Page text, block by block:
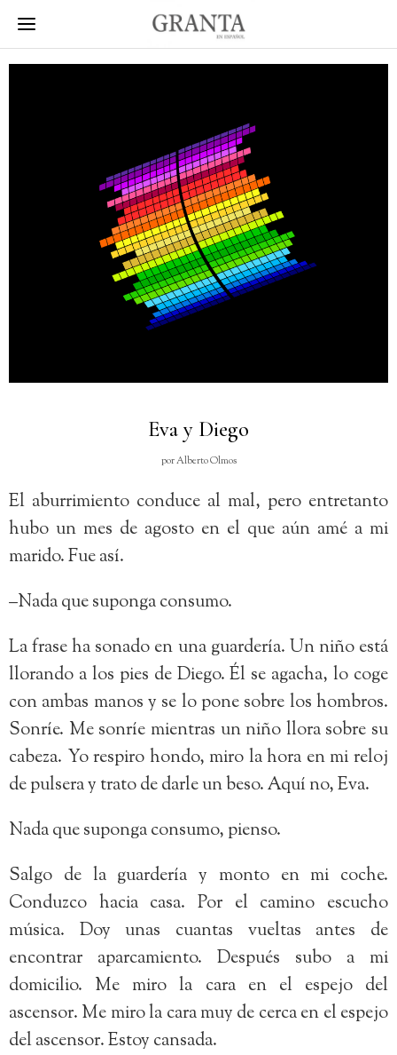
Eva y Diego
porAlberto Olmos
El aburrimiento conduce al mal, pero entretanto
hubo un mes de agosto en el que aún amé a mi
marido. Fue así.
–Nada que suponga consumo.
La frase ha sonado en una guardería. Un niño está
llorando a los pies de Diego. Él se agacha, lo coge
con ambas manos y se lo pone sobre los hombros.
Sonríe. Me sonríe mientras un niño llora sobre su
cabeza. Yo respiro hondo, miro la hora en mi reloj
de pulsera y trato de darle un beso. Aquí no, Eva.
Nada que suponga consumo, pienso.
Salgo de la guardería y monto en mi coche.
Conduzco hacia casa. Por el camino escucho
música. Doy unas cuantas vueltas antes de
encontrar aparcamiento. Después subo a mi
domicilio. Me miro la cara en el espejo del
ascensor. Me miro la cara muy de cerca en el espejo
del ascensor. Estoy cansada.